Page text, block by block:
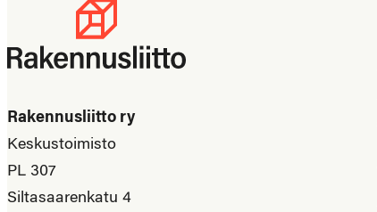
Rakennusliitto ry
Keskustoimisto
PL 307
Siltasaarenkatu 4